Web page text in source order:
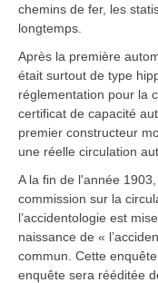
chemins de fer, les
longtemps.
Après la première
était surtout de type
réglementation pour la
certificat de capacité
premier constructeur
une réelle circulation
A la fin de l'année
commission sur la
l’accidentologie est
naissance de «
commun. Cette
enquête sera rééditée